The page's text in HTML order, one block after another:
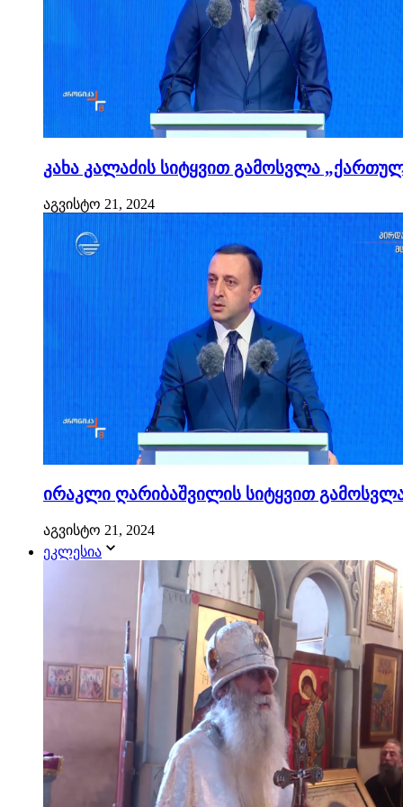
კახა კალაძის სიტყვით გამოსვლა
აგვისტო 21, 2024
ირაკლი ღარიბაშვილის სიტყვით
აგვისტო 21, 2024
ეკლესია